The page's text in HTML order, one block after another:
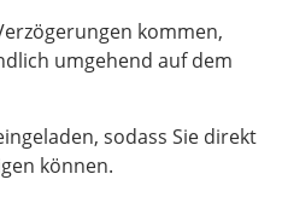
kommen,
umgehend auf dem
sodass Sie direkt
können.